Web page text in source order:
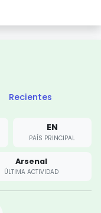
Recientes
EN
PAÍS PRINCIPAL
Arsenal
ÚLTIMA ACTIVIDAD